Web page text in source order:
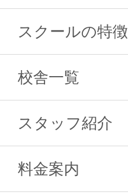
シ
ョ
スクールの特徴
校舎一覧
スタッフ紹介
料金案内